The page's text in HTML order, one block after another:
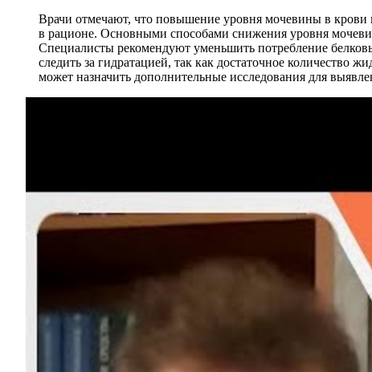
Врачи отмечают, что повышение уровня мочевины в крови
в рационе. Основными способами снижения уровня
Специалисты рекомендуют уменьшить потребление
следить за гидратацией, так как достаточное
может назначить дополнительные исследования для